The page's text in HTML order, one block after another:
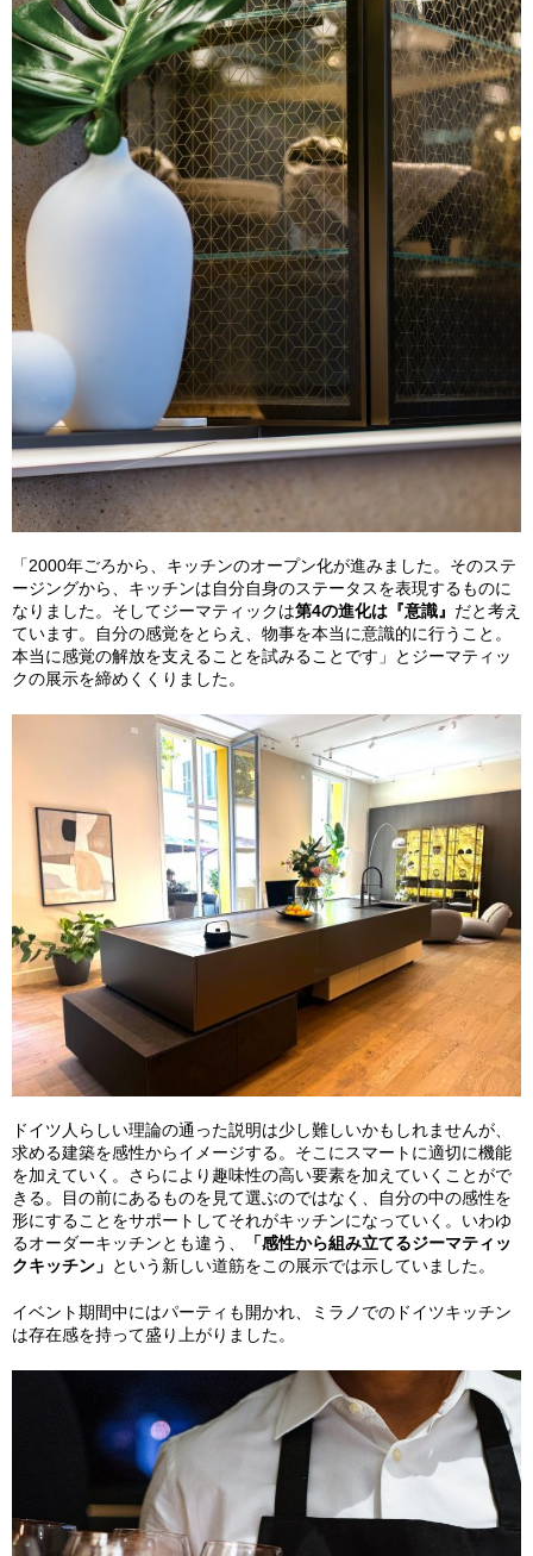
「2000年ごろから、キッチンのオープン化が進みました。そのステ
ージングから、キッチンは自分自身のステータスを表現するものに
なりました。そしてジーマティックは第4の進化は『意識』 だと考え
ています。自分の感覚をとらえ、物事を本当に意識的に行うこと。
本当に感覚の解放を支えることを試みることです」とジーマティッ
クの展示を締めくくりました。
ドイツ人らしい理論の通った説明は少し難しいかもしれませんが、
求める建築を感性からイメージする。そこにスマートに適切に機能
を加えていく。さらにより趣味性の高い要素を加えていくことがで
きる。目の前にあるものを見て選ぶのではなく、自分の中の感性を
形にすることをサポートしてそれがキッチンになっていく。いわゆ
るオーダーキッチンとも違う、
「感性から組み立てるジーマティッ
クキッチン」 という新しい道筋をこの展示では示していました。
イベント期間中にはパーティも開かれ、ミラノでのドイツキッチン
は存在感を持って盛り上がりました。